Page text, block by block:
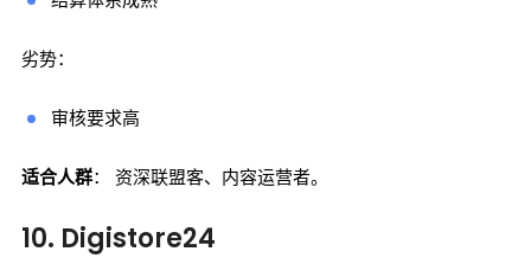
劣势：
审核要求高
适合人群： 资深联盟客、内容运营者。
10. Digistore24